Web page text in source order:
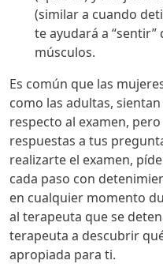
(similar a cuando
te ayudará a
músculos.
Es común que las
como las adultas,
respecto al examen,
respuestas a tus
realizarte el examen,
cada paso con
en cualquier momento
al terapeuta que se
terapeuta a descubrir
apropiada para ti.